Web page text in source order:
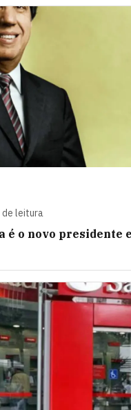
de leitura
é o novo presidente